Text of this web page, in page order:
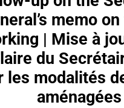
memo
| Mise à
du
les modalités
aménagées